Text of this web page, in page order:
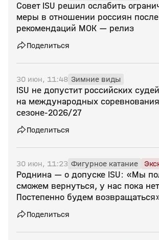
Совет ISU решил ослабить
меры в отношении россиян после
рекомендаций МОК — релиз
Поделиться
30 июн, 11:48 Зимние виды
ISU не допустит российских
на международных
сезоне‑2026/27
Поделиться
30 июн, 11:23 Фигурное катание
Роднина — о допуске ISU: «Мы
сможем вернуться, у нас пока
Постепенно будем
Поделиться